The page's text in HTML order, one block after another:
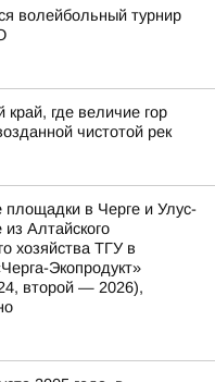
волейбольный турнир
где величие гор
чистотой рек
площадки в Черге и Улус-
Алтайского
хозяйства ТГУ в
Экопродукт»
второй — 2026),